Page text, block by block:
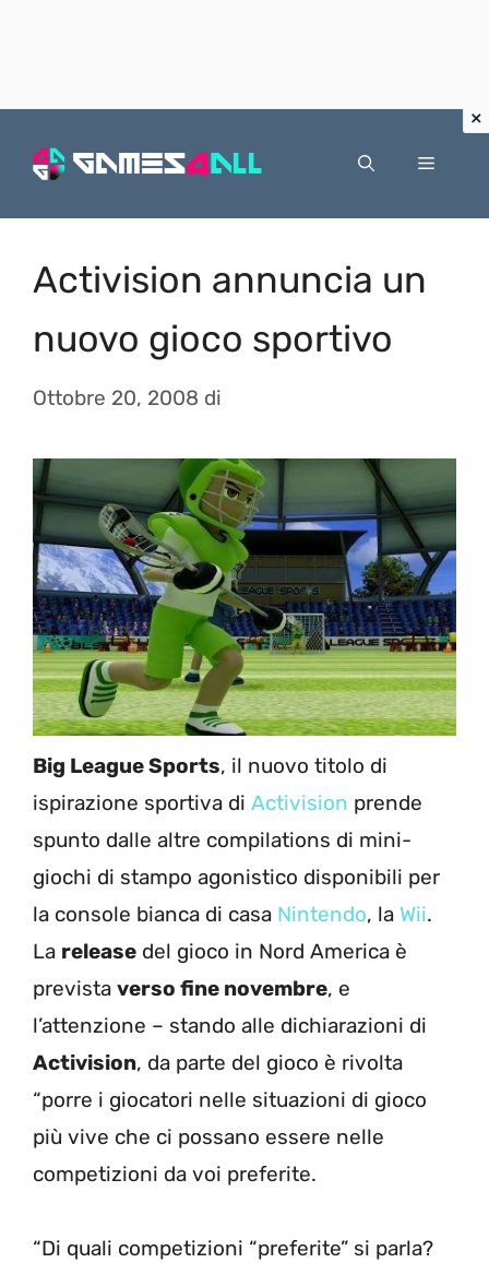
Menu
Activision annuncia un
nuovo gioco sportivo
Ottobre 20, 2008 di
Big League Sports, il nuovo titolo di
ispirazione sportiva di Activision prende
spunto dalle altre compilations di mini-
giochi di stampo agonistico disponibili per
la console bianca di casa Nintendo, la Wii.
La release del gioco in Nord America è
prevista verso fine novembre, e
l’attenzione – stando alle dichiarazioni di
Activision, da parte del gioco è rivolta
“porre i giocatori nelle situazioni di gioco
più vive che ci possano essere nelle
competizioni da voi preferite.
“Di quali competizioni “preferite” si parla?